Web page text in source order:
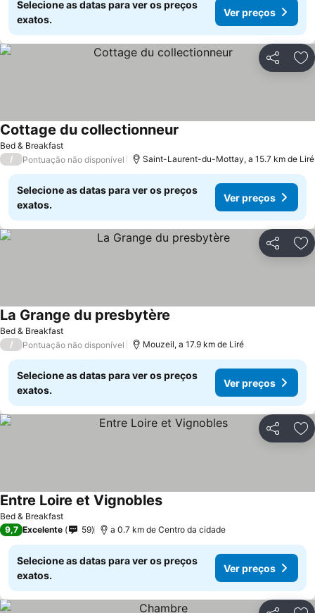
Selecione as datas para ver os preços
exatos.
Ver preços
Partilhar
Bed & Breakfast
Cottage du collectionneur
/ Pontuação não disponível Saint-Laurent-du-Mottay, a 15.7 km de Liré
Selecione as datas para ver os preços
exatos.
Ver preços
Partilhar
Bed & Breakfast
La Grange du presbytère
/ Pontuação não disponível Mouzeil, a 17.9 km de Liré
Selecione as datas para ver os preços
exatos.
Ver preços
Partilhar
Bed & Breakfast
Entre Loire et VignoblesVer preços
9,7 Excelente 59 a 0.7 km de Centro da cidade
Selecione as datas para ver os preços
exatos.
Ver preços